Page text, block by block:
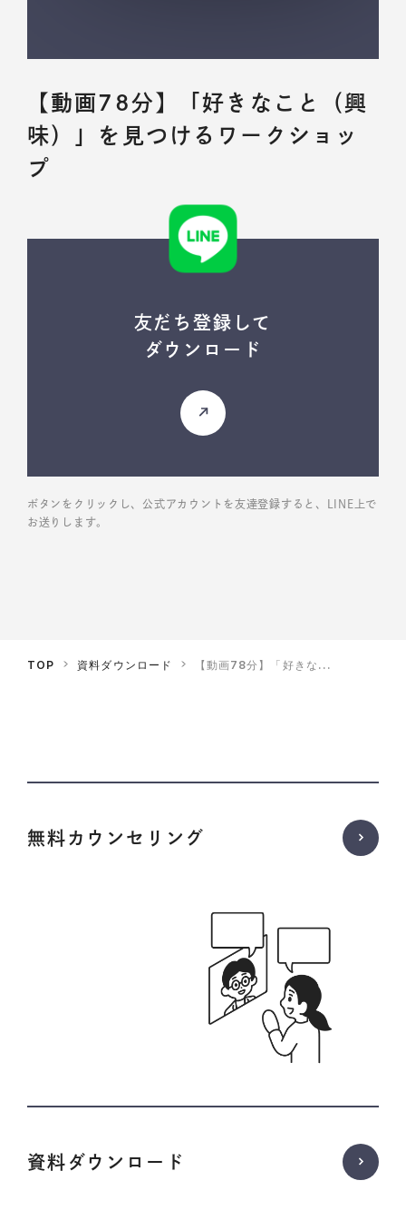
【動画78分】「好きなこと（興
味）」を見つけるワークショッ
プ
友だち登録して
ダウンロード
ボタンをクリックし、公式アカウントを友達登録すると、LINE上で
お送りします。
TOP 資料ダウンロード 【動画78分】「好きな...
無料カウンセリング
資料ダウンロード